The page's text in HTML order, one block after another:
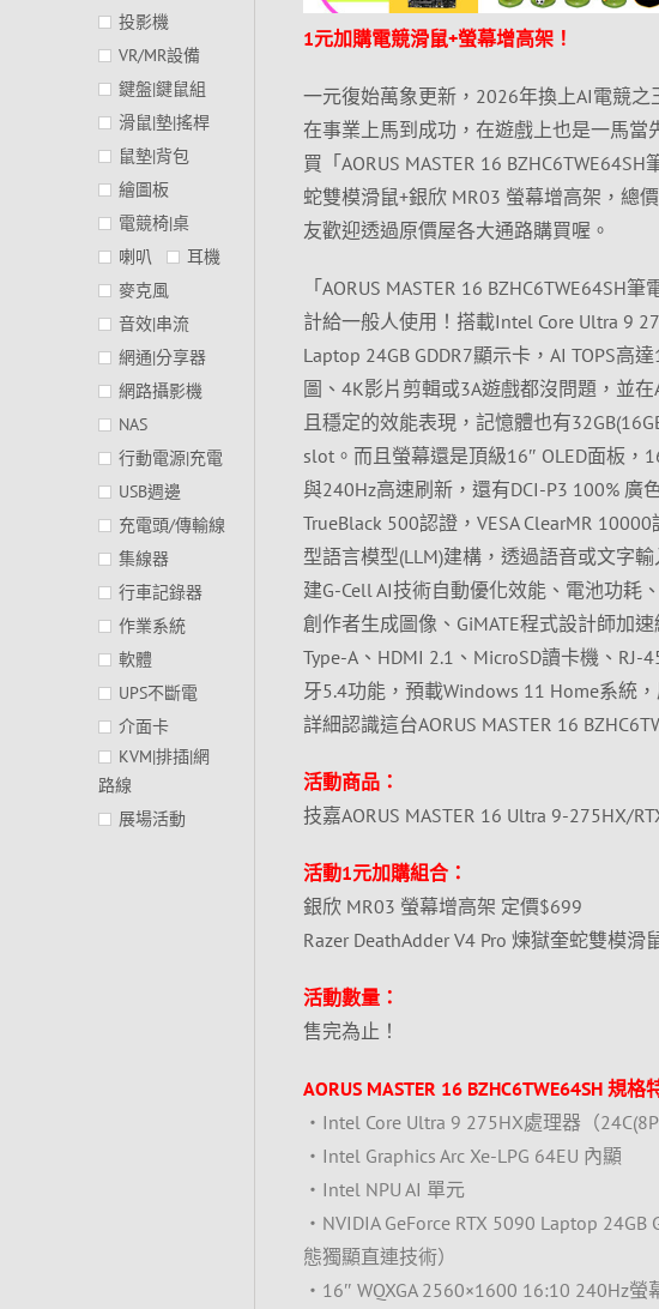
1元加購電競滑鼠+螢幕增高架！
一元復始萬象更新，2026年換上AI電競之
在事業上馬到成功，在遊戲上也是一馬
買「AORUS MASTER 16
蛇雙模滑鼠+銀欣 MR03 螢幕增高架，總
友歡迎透過原價屋各大通路購買喔。
「AORUS MASTER 16
計給一般人使用！搭載Intel Core Ultra 9
Laptop 24GB GDDR7顯示卡，AI TOPS高
圖、4K影片剪輯或3A遊戲都沒問題，並
且穩定的效能表現，記憶體也有
slot。而且螢幕還是頂級16″ OLED面板，
與240Hz高速刷新，還有DCI-P3 100% 廣
TrueBlack 500認證，VESA ClearMR
型語言模型(LLM)建構，透過語音或文字
建G-Cell AI技術自動優化效能、電池功耗
創作者生成圖像、GiMATE程式設計師加
Type-A、HDMI 2.1、MicroSD讀卡機、RJ-
牙5.4功能，預載Windows 11 Home系統
詳細認識這台AORUS MASTER 16
活動商品：
技嘉AORUS MASTER 16 Ultra 9-275HX/
活動1元加購組合：
銀欣 MR03 螢幕增高架 定價$699
Razer DeathAdder V4 Pro 煉獄奎蛇雙模滑
活動數量：
售完為止！
AORUS MASTER 16 BZHC6TWE64SH 規格
‧Intel Core Ultra 9 275HX處理器（
‧Intel Graphics Arc Xe-LPG 64EU 內顯
‧Intel NPU AI 單元
‧NVIDIA GeForce RTX 5090 Laptop
態獨顯直連技術）
‧16″ WQXGA 2560×1600 16:10 240Hz螢
投影機
VR/MR設備
鍵盤|鍵鼠組
滑鼠|墊|搖桿
鼠墊|背包
繪圖板
電競椅|桌
喇叭
耳機
麥克風
音效|串流
網通|分享器
網路攝影機
NAS
行動電源|充電
USB週邊
充電頭/傳輸線
集線器
行車記錄器
作業系統
軟體
UPS不斷電
介面卡
KVM|排插|網
路線
展場活動